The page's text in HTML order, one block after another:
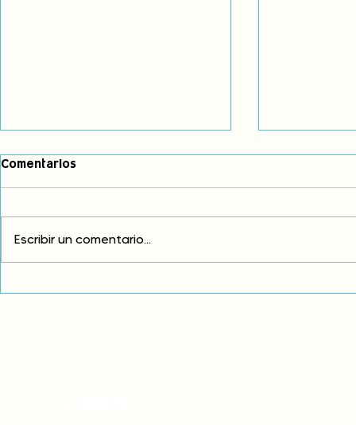
Comentarios
Escribir un comentario...